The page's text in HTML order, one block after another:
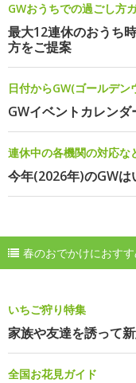
GWおうちでの過ごし方
最大12連休のおうち
方をご提案
日付からGW(ゴールデ
GWイベントカレンダ
連休中の各機関の対応な
今年(2026年)のGWは
春のおでかけにおす
いちご狩り特集
家族や友達を誘って
全国お花見ガイド